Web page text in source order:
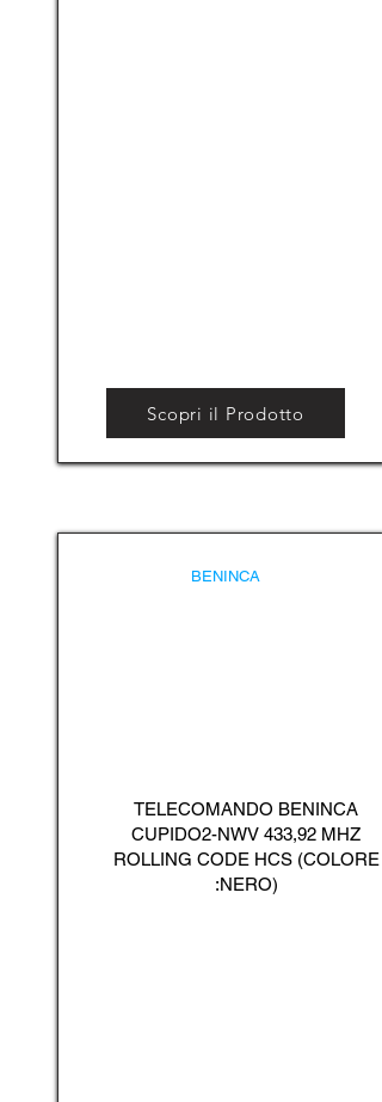
Scopri il Prodotto
BENINCA
TELECOMANDO BENINCA
CUPIDO2-NWV 433,92 MHZ
ROLLING CODE HCS (COLORE
:NERO)